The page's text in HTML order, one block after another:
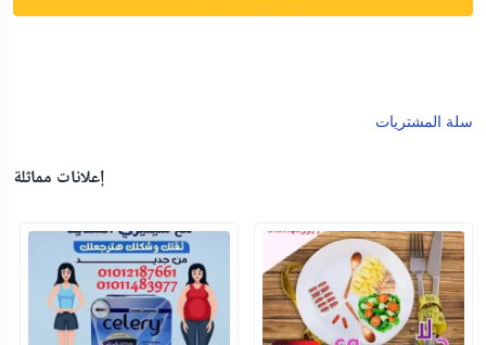
سلة المشتريات
إعلانات مماثلة